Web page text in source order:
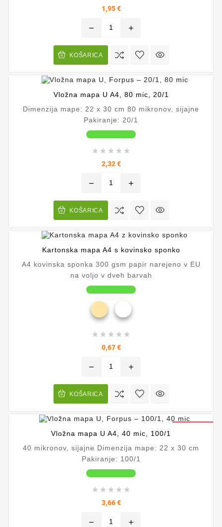
1,95 €Cena
remove add
KOŠARICA
Vložna mapa U A4, 80 mic, 20/1
Dimenzija mape: 22 x 30 cm 80 mikronov, sijajne
Pakiranje: 20/1
    
2,32 €Cena
remove add
KOŠARICA
Kartonska mapa A4 s kovinsko sponko
A4 kovinska sponka 300 gsm papir narejeno v EU
na voljo v dveh barvah
    
0,67 €Cena
remove add
KOŠARICA
Vložna mapa U A4, 40 mic, 100/1
40 mikronov, sijajne Dimenzija mape: 22 x 30 cm
Pakiranje: 100/1
    
3,66 €Cena
remove add